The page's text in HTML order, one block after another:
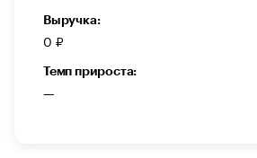
Выручка:
0 ₽
Темп прироста:
—